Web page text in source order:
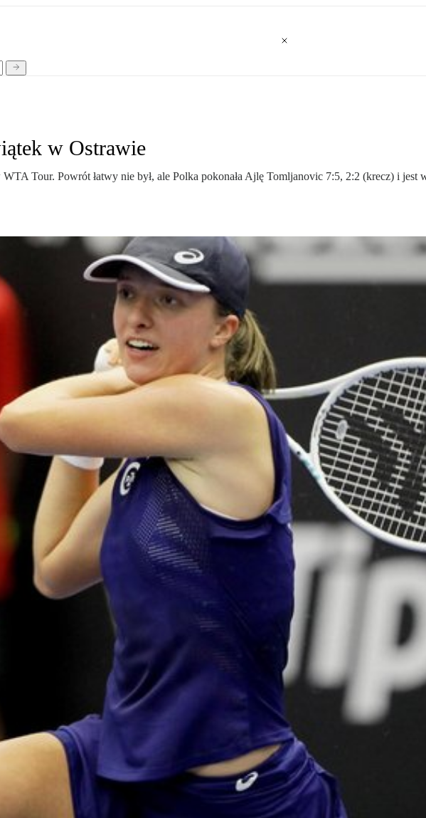
w Ostrawie
Tour. Powrót łatwy nie był, ale Polka pokonała Ajlę Tomljanovic 7:5, 2:2 (krecz) i